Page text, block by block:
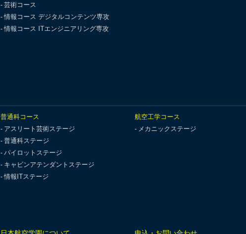
芸術コース
情報コース デジタルコンテンツ専攻
情報コース ITエンジニアリング専攻
普通科コース
アスリート芸術ステージ
普通科ステージ
パイロットステージ
キャビンアテンダントステージ
情報ITステージ
航空工学コース
メカニックステージ